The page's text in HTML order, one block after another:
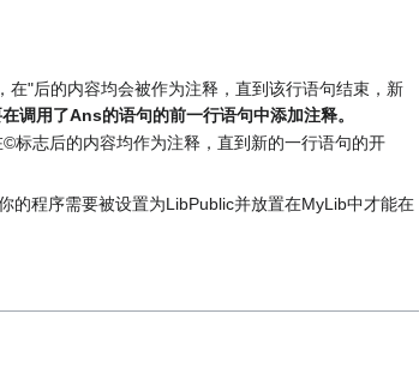
"后的内容均会被作为注释，直到该行语句结束，新
调用了Ans的语句的前一行语句中添加注释。
标志后的内容均作为注释，直到新的一行语句的开
的程序需要被设置为LibPublic并放置在MyLib中才能在